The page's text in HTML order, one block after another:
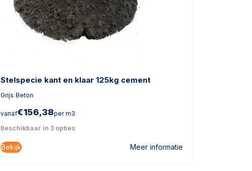
Stelspecie kant en klaar 125kg cement
Grijs Beton
vanaf€156,38per m3
Beschikbaar in 3 opties
Bekijk Meer informatie